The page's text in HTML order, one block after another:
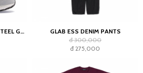
NEW BALANCE 2002RST 'STEEL GREY'
GLAB ESS DENIM PANTS
đ 300,000
đ 275,000